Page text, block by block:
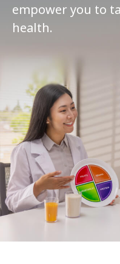
empower you to
health.